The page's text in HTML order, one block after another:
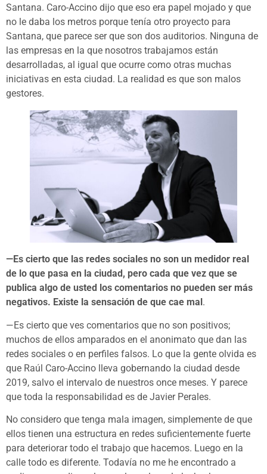
Santana. Caro-Accino dijo que eso era papel mojado y que
no le daba los metros porque tenía otro proyecto para
Santana, que parece ser que son dos auditorios. Ninguna de
las empresas en la que nosotros trabajamos están
desarrolladas, al igual que ocurre como otras muchas
iniciativas en esta ciudad. La realidad es que son malos
gestores.
—Es cierto que las redes sociales no son un medidor real
de lo que pasa en la ciudad, pero cada que vez que se
publica algo de usted los comentarios no pueden ser más
negativos. Existe la sensación de que cae mal .
—Es cierto que ves comentarios que no son positivos;
muchos de ellos amparados en el anonimato que dan las
redes sociales o en perfiles falsos. Lo que la gente olvida es
que Raúl Caro-Accino lleva gobernando la ciudad desde
2019, salvo el intervalo de nuestros once meses. Y parece
que toda la responsabilidad es de Javier Perales.
No considero que tenga mala imagen, simplemente de que
ellos tienen una estructura en redes suficientemente fuerte
para deteriorar todo el trabajo que hacemos. Luego en la
calle todo es diferente. Todavía no me he encontrado a